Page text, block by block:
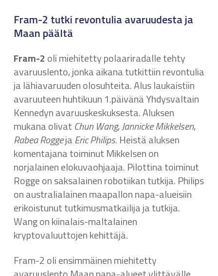
Fram-2 tutki revontulia avaruudesta ja
Maan päältä
Fram-2 oli miehitetty polaariradalle tehty
avaruuslento, jonka aikana tutkittiin revontulia
ja lähiavaruuden olosuhteita. Alus laukaistiin
avaruuteen huhtikuun 1.päivänä Yhdysvaltain
Kennedyn avaruuskeskuksesta. Aluksen
mukana olivat Chun Wang,Jannicke Mikkelsen,
Rabea RoggejaEric Philips. Heistä aluksen
komentajana toiminut Mikkelsen on
norjalainen elokuvaohjaaja. Pilottina toiminut
Rogge on saksalainen robotiikan tutkija. Philips
on australialainen maapallon napa-alueisiin
erikoistunut tutkimusmatkailija ja tutkija.
Wang on kiinalais-maltalainen
kryptovaluuttojen kehittäjä.
Fram-2 oli ensimmäinen miehitetty